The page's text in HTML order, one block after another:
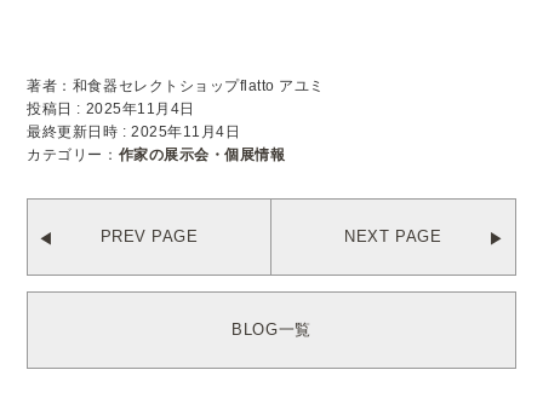
著者：和食器セレクトショップflatto アユミ
投稿日 : 2025年11月4日
最終更新日時 : 2025年11月4日
カテゴリー： 作家の展示会・個展情報
PREV PAGE NEXT PAGE
BLOG一覧